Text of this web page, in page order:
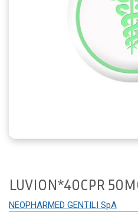
LUVION*40CPR
NEOPHARMED GENTILI SpA